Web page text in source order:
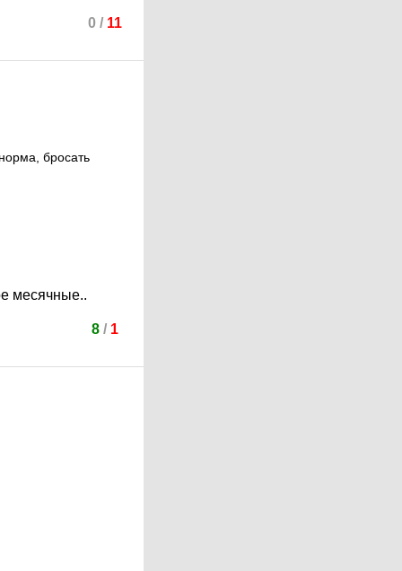
0 / 11
бросать
месячные..
8/ 1